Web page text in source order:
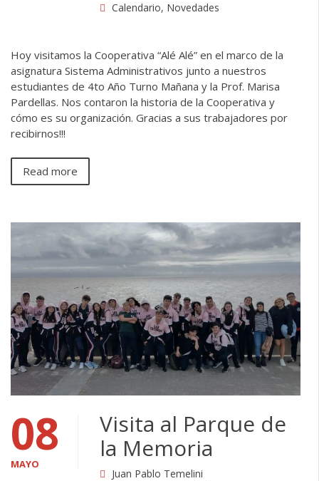
Calendario, Novedades
Hoy visitamos la Cooperativa “Alé Alé” en el marco de la
asignatura Sistema Administrativos junto a nuestros
estudiantes de 4to Año Turno Mañana y la Prof. Marisa
Pardellas. Nos contaron la historia de la Cooperativa y
cómo es su organización. Gracias a sus trabajadores por
recibirnos!!!
Read more
08
MAYO
Visita al Parque de
la Memoria
Juan Pablo Temelini